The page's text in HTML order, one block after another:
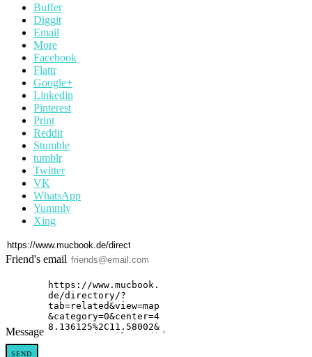
Buffer
Diggit
Email
More
Facebook
Flattr
Google+
Linkedin
Pinterest
Print
Reddit
Stumble
tumblr
Twitter
VK
WhatsApp
Yummly
Xing
Friend's email
Message
SEND